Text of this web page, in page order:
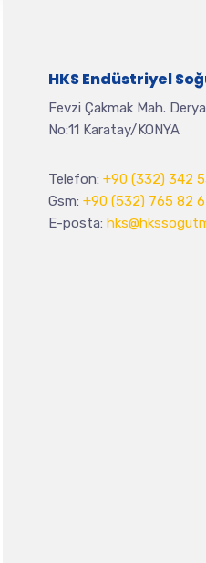
HKS Endüstriyel
Fevzi Çakmak Mah.
No:11 Karatay/KONYA
Telefon: +90 (332) 342
Gsm: +90 (532) 765 82
E-posta: